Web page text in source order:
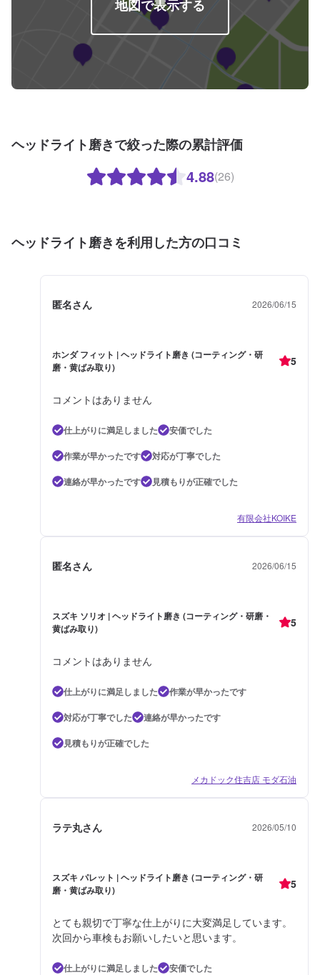
地図で表示する
ヘッドライト磨きで絞った際の累計評価
4.88(26)
ヘッドライト磨きを利用した方の口コミ
匿名さん 2026/06/15
ホンダ フィット | ヘッドライト磨き (コーティング・研
磨・黄ばみ取り)
5
コメントはありません
仕上がりに満足しました
安価でした
作業が早かったです
対応が丁寧でした
連絡が早かったです
見積もりが正確でした
有限会社KOIKE
匿名さん 2026/06/15
スズキ ソリオ | ヘッドライト磨き (コーティング・研磨・
黄ばみ取り)
5
コメントはありません
仕上がりに満足しました
作業が早かったです
対応が丁寧でした
連絡が早かったです
見積もりが正確でした
メカドック住吉店 モダ石油
ラテ丸さん 2026/05/10
スズキ パレット | ヘッドライト磨き (コーティング・研
磨・黄ばみ取り)
5
とても親切で丁寧な仕上がりに大変満足しています。
次回から車検もお願いしたいと思います。
仕上がりに満足しました
安価でした